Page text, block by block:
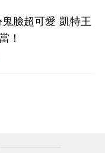
臉超可愛 凱特王
！